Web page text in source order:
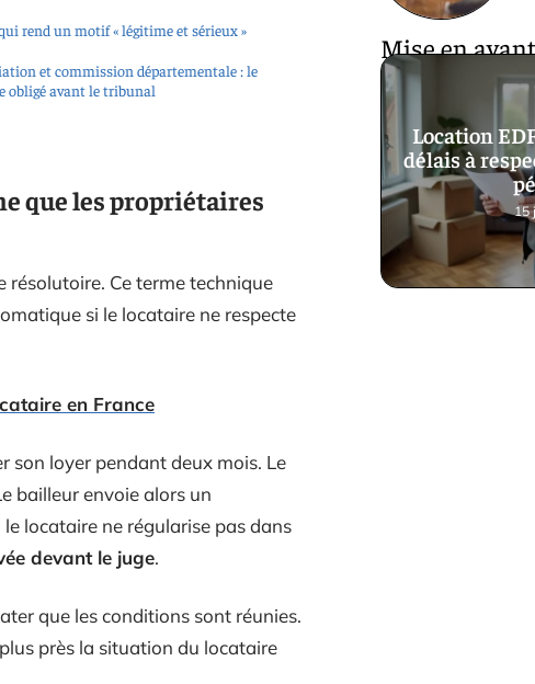
rend un motif « légitime et sérieux »
et commission départementale : le
obligé avant le tribunal
que les propriétaires
résolutoire. Ce terme technique
si le locataire ne respecte
en France
son loyer pendant deux mois. Le
bailleur envoie alors un
locataire ne régularise pas dans
devant le juge.
que les conditions sont réunies.
près la situation du locataire
Mise en avant
Location
délais à
15